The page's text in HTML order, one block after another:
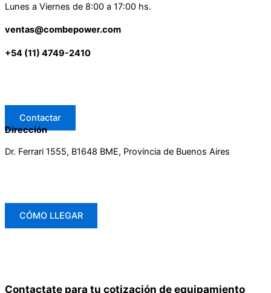
Lunes a Viernes de 8:00 a 17:00 hs.
ventas@combepower.com
+54 (11) 4749-2410
Contactar
Dirección
Dr. Ferrari 1555, B1648 BME, Provincia de Buenos Aires
CÓMO LLEGAR
Contactate para tu cotización de equipamiento